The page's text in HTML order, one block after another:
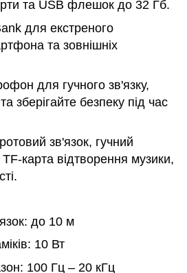
та USB флешок до 32 Гб.
для екстреного
та зовнішніх
для гучного зв'язку,
зберігайте безпеку під час
зв'язок, гучний
TF-карта відтворення музики,
до 10 м
10 Вт
100 Гц – 20 кГц